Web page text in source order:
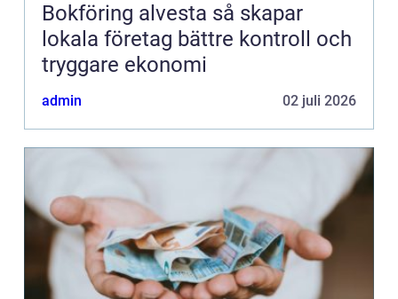
Bokföring alvesta så skapar
lokala företag bättre kontroll och
tryggare ekonomi
admin 02 juli 2026